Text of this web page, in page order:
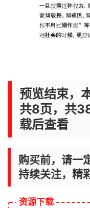
预览结束，
共8页，共
载后查看
购买前，请一
持续关注，精
资源下载